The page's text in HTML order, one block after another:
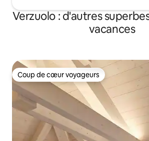
Verzuolo : d'autres
vacances
Coup de cœur voyageurs
Coup de cœur voyageurs